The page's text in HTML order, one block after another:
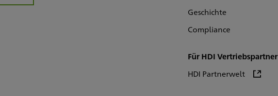
Geschichte
Compliance
Für HDI Vertriebspartner
HDI Partnerwelt